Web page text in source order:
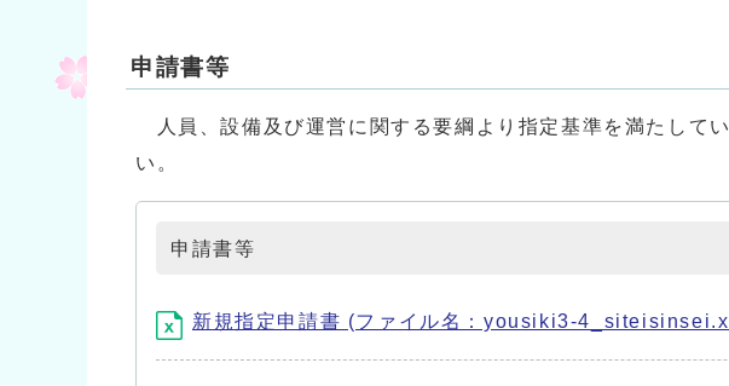
申請書等
人員、設備及び運営に関する要綱より指定基準を満たして
い。
申請書等
新規指定申請書 (ファイル名：yousiki3-